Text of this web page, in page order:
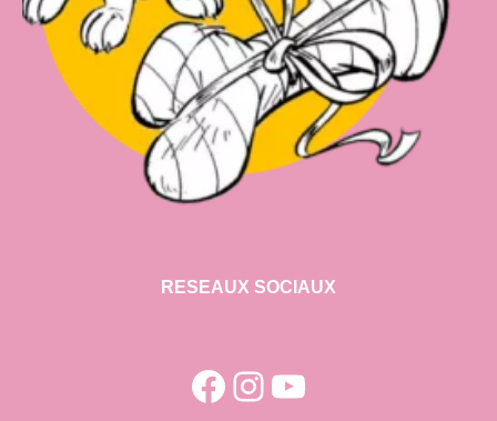
RESEAUX SOCIAUX
Facebook
Instagram
YouTube